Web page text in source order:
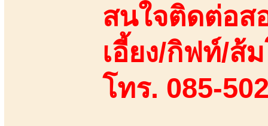
สนใจติดต่อส
เอี้ยง/กิฟท์/ส้
โทร. 085-